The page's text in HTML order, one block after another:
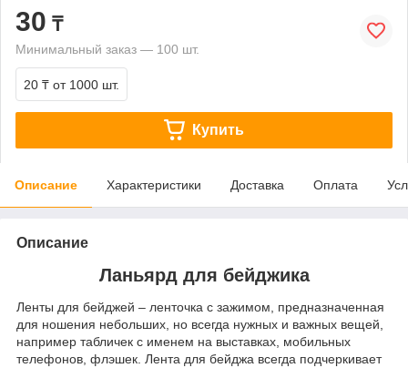
30 ₸
Минимальный заказ — 100 шт.
20 ₸ от 1000 шт.
Купить
Описание Характеристики Доставка Оплата
Описание
Ланьярд для бейджика
Ленты для бейджей – ленточка с зажимом, предназначенная
для ношения небольших, но всегда нужных и важных вещей,
например табличек с именем на выставках, мобильных
телефонов, флэшек. Лента для бейджа всегда подчеркивает